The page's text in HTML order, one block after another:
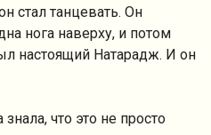
стал танцевать. Он
нога наверху, и потом
настоящий Натарадж. И он
что это не просто